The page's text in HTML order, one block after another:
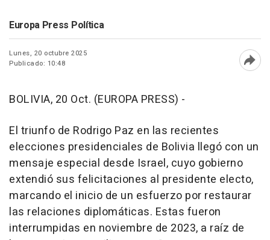
Europa Press Política
Lunes, 20 octubre 2025
Publicado: 10:48
BOLIVIA, 20 Oct. (EUROPA PRESS) -
El triunfo de Rodrigo Paz en las recientes
elecciones presidenciales de Bolivia llegó con un
mensaje especial desde Israel, cuyo gobierno
extendió sus felicitaciones al presidente electo,
marcando el inicio de un esfuerzo por restaurar
las relaciones diplomáticas. Estas fueron
interrumpidas en noviembre de 2023, a raíz de